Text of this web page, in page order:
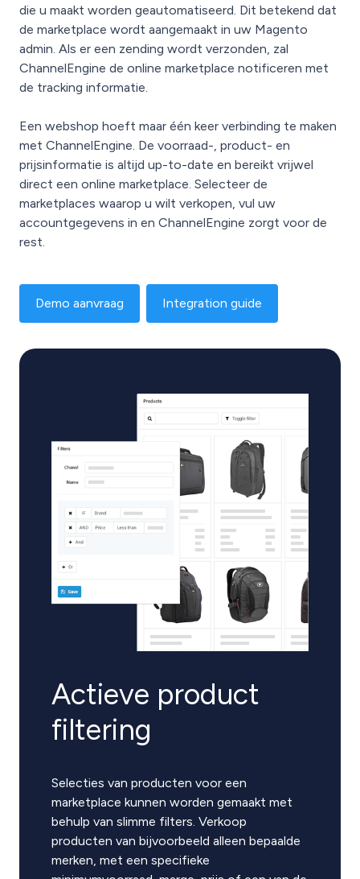
die u maakt worden geautomatiseerd. Dit betekend dat
de marketplace wordt aangemaakt in uw Magento
admin. Als er een zending wordt verzonden, zal
ChannelEngine de online marketplace notificeren met
de tracking informatie.
Een webshop hoeft maar één keer verbinding te maken
met ChannelEngine. De voorraad-, product- en
prijsinformatie is altijd up-to-date en bereikt vrijwel
direct een online marketplace. Selecteer de
marketplaces waarop u wilt verkopen, vul uw
accountgegevens in en ChannelEngine zorgt voor de
rest.
Demo aanvraag Integration guide
Actieve product
filtering
Selecties van producten voor een
marketplace kunnen worden gemaakt met
behulp van slimme filters. Verkoop
producten van bijvoorbeeld alleen bepaalde
merken, met een specifieke